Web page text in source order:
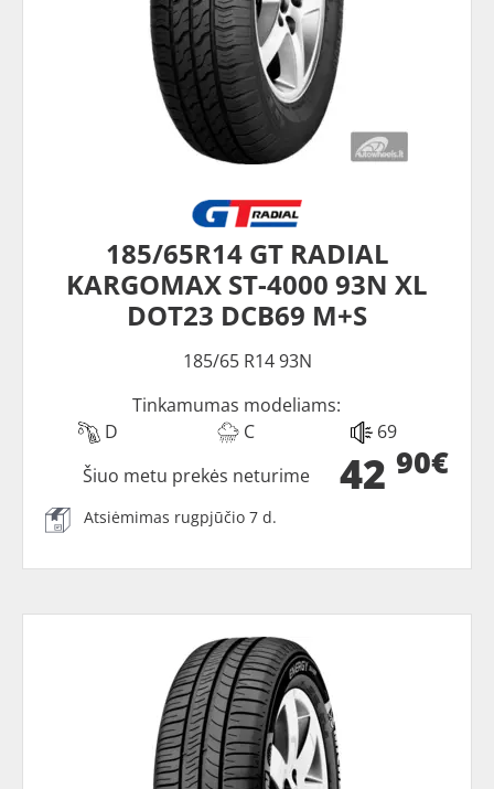
185/65R14 GT RADIAL
KARGOMAX ST-4000 93N XL
DOT23 DCB69 M+S
185/65 R14 93N
Tinkamumas modeliams:
D
C 69
42 90€
Šiuo metu prekės neturime
Atsiėmimas rugpjūčio 7 d.